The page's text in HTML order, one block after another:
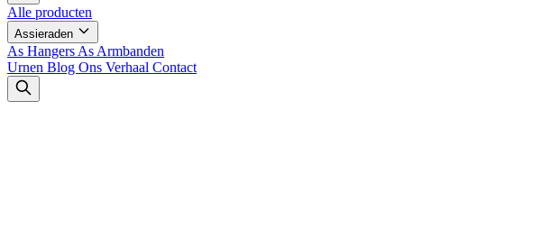
Alle producten
Assieraden
As Hangers As Armbanden
Urnen Blog Ons Verhaal Contact